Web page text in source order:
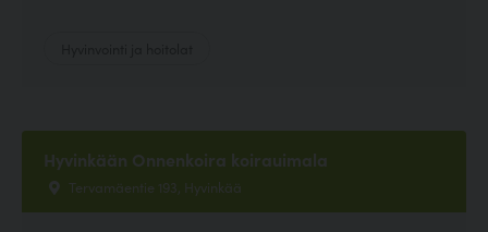
Hyvinkään Onnenkoira koirauimala
Tervamäentie 193, Hyvinkää